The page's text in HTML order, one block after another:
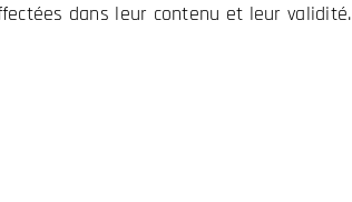
dans leur contenu et leur validité.